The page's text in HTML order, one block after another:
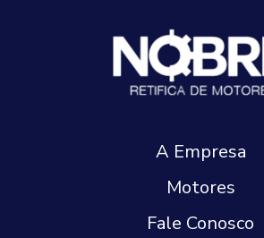
A Empresa
Motores
Fale Conosco